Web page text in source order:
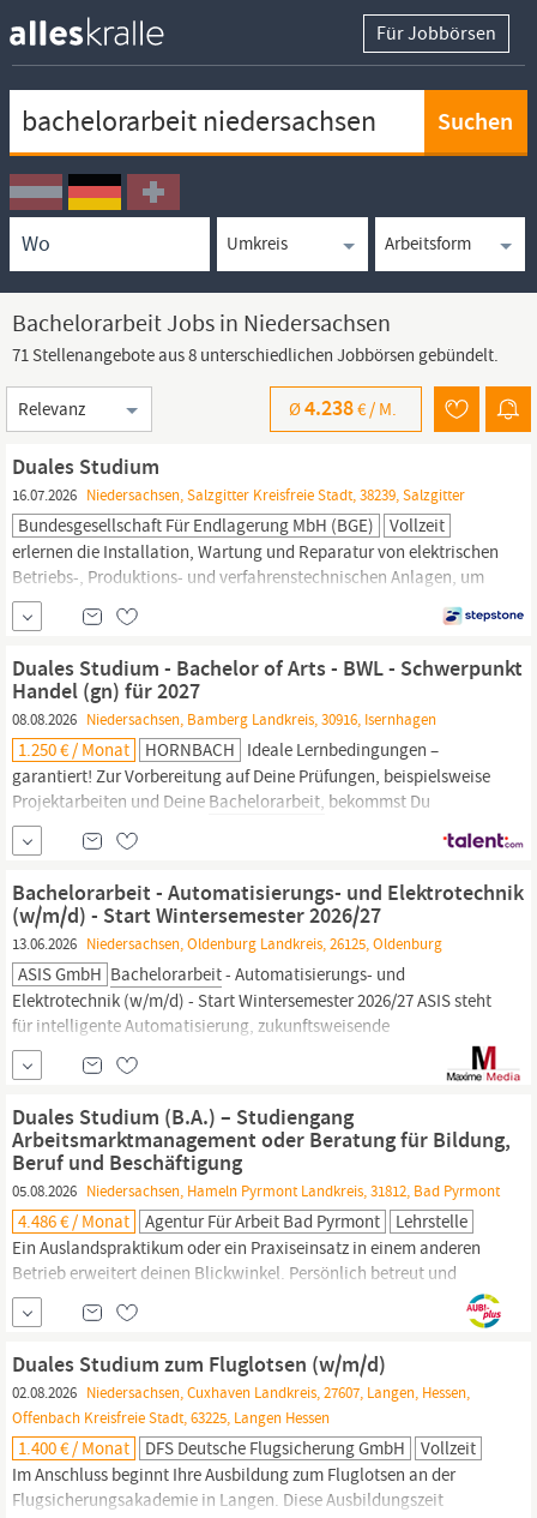
Für Jobbörsen
Ortssuche
Umkreissuche
Arbeitsform
Bachelorarbeit Jobs in Niedersachsen
71 Stellenangebote aus 8 unterschiedlichen Jobbörsen gebündelt.
Sortierung
Ø4.238€ / M.
Duales Studium
16.07.2026 Niedersachsen, Salzgitter Kreisfreie Stadt, 38239, Salzgitter
Bundesgesellschaft Für Endlagerung MbH (BGE)
Vollzeit
erlernen die Installation, Wartung und Reparatur von elektrischen
Betriebs-, Produktions- und verfahrenstechnischen Anlagen, um
einen reibungslosen Produktionsablauf sicherzustellen. Weiter
bieten wir die Möglichkeit, Ihre Studien- und
Bachelorarbeitbei
Abstimmung mit Ihnen.
Duales Studium - Bachelor of Arts - BWL - Schwerpunkt
Handel (gn) für 2027
08.08.2026 Niedersachsen, Bamberg Landkreis, 30916, Isernhagen
1.250 € / Monat HORNBACH Ideale Lernbedingungen –
garantiert! Zur Vorbereitung auf Deine Prüfungen, beispielsweise
Projektarbeiten und Deine Bachelorarbeit, bekommst Du
zusätzliche freie Tage. Große Pläne - kein Problem! Unser
Entwicklungsprogramm umfasst Trainings, Schulungen,
Augenhöhe, damit Du bei HORNBACH viel...
Bachelorarbeit - Automatisierungs- und Elektrotechnik
(w/m/d) - Start Wintersemester 2026/27
13.06.2026 Niedersachsen, Oldenburg Landkreis, 26125, Oldenburg
ASIS GmbH Bachelorarbeit- Automatisierungs- und
Elektrotechnik (w/m/d) - Start Wintersemester 2026/27 ASIS steht
für intelligente Automatisierung, zukunftsweisende
Lackiertechnik, maßgeschneiderten Anlagenbau und
durchdachtes Engineering. Wir sind die
entwickeln als
Duales Studium (B.A.) – Studiengang
Arbeitsmarktmanagement oder Beratung für Bildung,
Beruf und Beschäftigung
05.08.2026 Niedersachsen, Hameln Pyrmont Landkreis, 31812, Bad Pyrmont
4.486 € / Monat Agentur Für Arbeit Bad Pyrmont
Lehrstelle
Ein Auslandspraktikum oder ein Praxiseinsatz in einem anderen
Betrieb erweitert deinen Blickwinkel. Persönlich betreut und
unterstützt: Kleine Studiengruppen, intensive Betreuung und
erfahrene Ansprechpersonen sorgen dafür, dass du dich fachlich
und persönlich entwickeln kannst. Für deine Bachelorarbeit
bekommst du eine sechswöchige Freistellung –
Duales Studium zum Fluglotsen (w/m/d)
02.08.2026 Niedersachsen, Cuxhaven Landkreis, 27607, Langen, Hessen,
Offenbach Kreisfreie Stadt, 63225, Langen Hessen
1.400 € / Monat DFS Deutsche Flugsicherung GmbH
Vollzeit
Im Anschluss beginnt Ihre Ausbildung zum Fluglotsen an der
Flugsicherungsakademie in Langen. Diese Ausbildungszeit